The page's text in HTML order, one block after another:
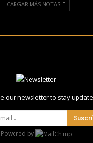
CARGAR MÁS NOTAS
our newsletter to stay
Powered by